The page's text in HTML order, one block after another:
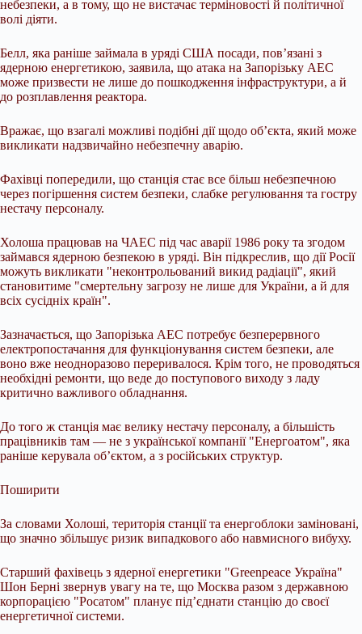
небезпеки, а в тому, що не вистачає терміновості й політичної
волі діяти.
Белл, яка раніше займала в уряді США посади, пов’язані з
ядерною енергетикою, заявила, що атака на Запорізьку АЕС
може призвести не лише до пошкодження інфраструктури, а й
до розплавлення реактора.
Вражає, що взагалі можливі подібні дії щодо об’єкта, який може
викликати надзвичайно небезпечну аварію.
Фахівці попередили, що станція стає все більш небезпечною
через погіршення систем безпеки, слабке регулювання та гостру
нестачу персоналу.
Холоша працював на ЧАЕС під час аварії 1986 року та згодом
займався ядерною безпекою в уряді. Він підкреслив, що дії Росії
можуть викликати "неконтрольований викид радіації", який
становитиме "смертельну загрозу не лише для України, а й для
всіх сусідніх країн".
Зазначається, що Запорізька АЕС потребує безперервного
електропостачання для функціонування систем безпеки, але
воно вже неодноразово переривалося. Крім того, не проводяться
необхідні ремонти, що веде до поступового виходу з ладу
критично важливого обладнання.
До того ж станція має велику нестачу персоналу, а більшість
працівників там — не з української компанії "Енергоатом", яка
раніше керувала об’єктом, а з російських структур.
Поширити
За словами Холоші, територія станції та енергоблоки заміновані,
що значно збільшує ризик випадкового або навмисного вибуху.
Старший фахівець з ядерної енергетики "Greenpeace Україна"
Шон Берні звернув увагу на те, що Москва разом з державною
корпорацією "Росатом" планує під’єднати станцію до своєї
енергетичної системи.